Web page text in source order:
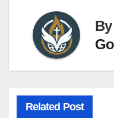
By
Related Post